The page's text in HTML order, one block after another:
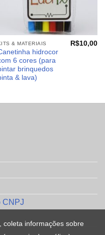
& MATERIAIS
hidrocor
6 cores (para
brinquedos
& lava)
R$10,00
CNPJ
coleta informações sobre